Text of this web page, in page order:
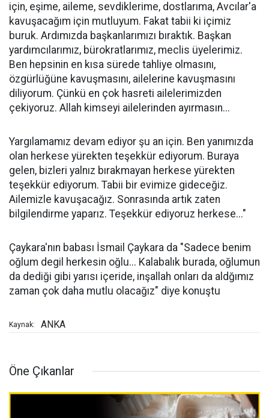
için, eşime, aileme, sevdiklerime, dostlarıma, Avcılar'a
kavuşacağım için mutluyum. Fakat tabii ki içimiz
buruk. Ardımızda başkanlarımızı bıraktık. Başkan
yardımcılarımız, bürokratlarımız, meclis üyelerimiz.
Ben hepsinin en kısa sürede tahliye olmasını,
özgürlüğüne kavuşmasını, ailelerine kavuşmasını
diliyorum. Çünkü en çok hasreti ailelerimizden
çekiyoruz. Allah kimseyi ailelerinden ayırmasın...
Yargılamamız devam ediyor şu an için. Ben yanımızda
olan herkese yürekten teşekkür ediyorum. Buraya
gelen, bizleri yalnız bırakmayan herkese yürekten
teşekkür ediyorum. Tabii bir evimize gideceğiz.
Ailemizle kavuşacağız. Sonrasında artık zaten
bilgilendirme yaparız. Teşekkür ediyoruz herkese..."
Çaykara'nın babası İsmail Çaykara da "Sadece benim
oğlum degil herkesin oğlu... Kalabalık burada, oğlumun
da dediği gibi yarısı içeride, inşallah onları da aldğımız
zaman çok daha mutlu olacağız" diye konuştu
Kaynak: ANKA
Öne Çıkanlar